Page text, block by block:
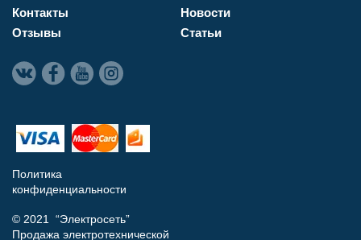
Контакты
Отзывы
Новости
Статьи
Политика
конфиденциальности
© 2021 “Электросеть”
Продажа электротехнической